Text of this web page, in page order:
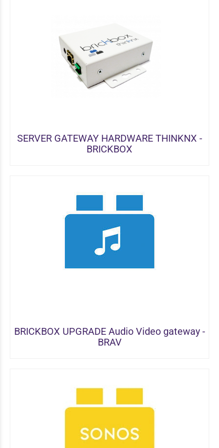
SERVER GATEWAY HARDWARE THINKNX -
BRICKBOX
BRICKBOX UPGRADE Audio Video gateway -
BRAV